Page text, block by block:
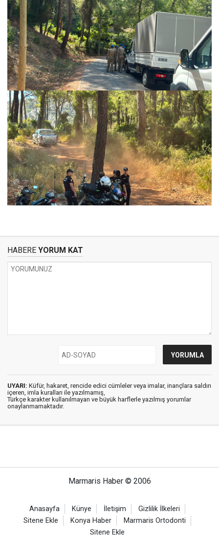
HABERE YORUM KAT
UYARI: Küfür, hakaret, rencide edici cümleler veya imalar, inançlara saldırı
içeren, imla kuralları ile yazılmamış,
Türkçe karakter kullanılmayan ve büyük harflerle yazılmış yorumlar
onaylanmamaktadır.
Marmaris Haber © 2006
Anasayfa Künye İletişim
Gizlilik İlkeleri
Sitene Ekle
Konya Haber
Marmaris Ortodonti
Sitene Ekle